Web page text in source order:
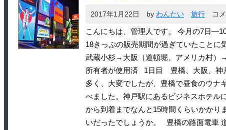
2017年1月22日 by わんたい 旅行 コ
こんにちは、管理人です。 今月の7日
18きっぷの販売期間が過ぎていたことに
武蔵小杉→大阪（道頓堀、アメリカ村
所有者が使用済 1日目 豊橋、大阪、
多く、大変でしたが、豊橋で昼食のウナ
べました。神戸駅にあるビジネスホテル
から到着までなんと15時間くらいかかり
いだったでしょうか。 豊橋の路面電車